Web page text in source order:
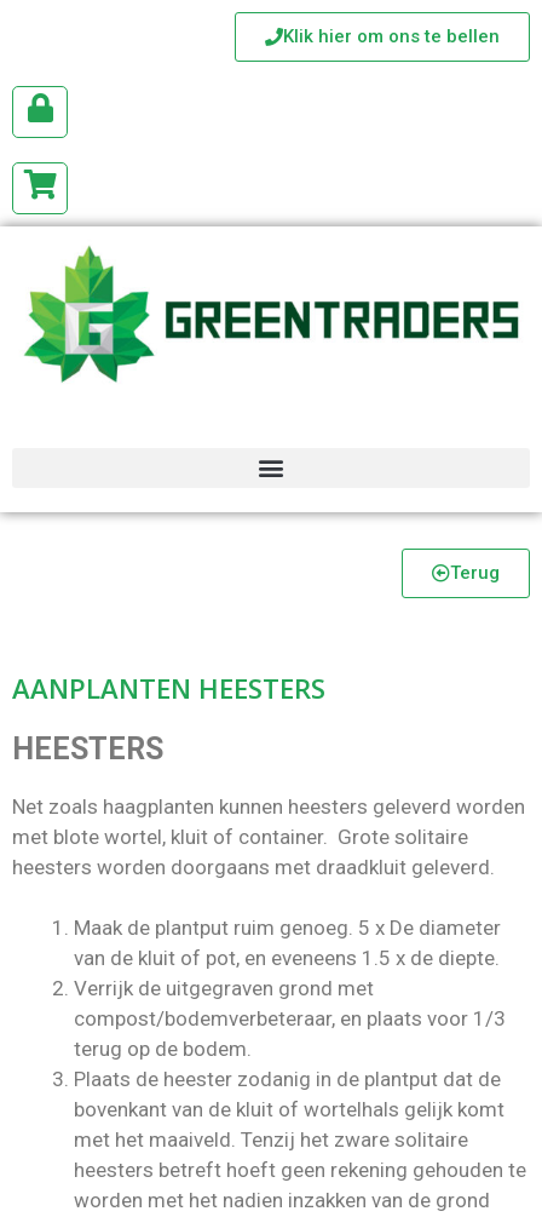
Klik hier om ons te bellen
Terug
AANPLANTEN HEESTERS
HEESTERS
Net zoals haagplanten kunnen heesters geleverd worden
met blote wortel, kluit of container. Grote solitaire
heesters worden doorgaans met draadkluit geleverd.
Maak de plantput ruim genoeg. 5 x De diameter
van de kluit of pot, en eveneens 1.5 x de diepte.
Verrijk de uitgegraven grond met
compost/bodemverbeteraar, en plaats voor 1/3
terug op de bodem.
Plaats de heester zodanig in de plantput dat de
bovenkant van de kluit of wortelhals gelijk komt
met het maaiveld. Tenzij het zware solitaire
heesters betreft hoeft geen rekening gehouden te
worden met het nadien inzakken van de grond